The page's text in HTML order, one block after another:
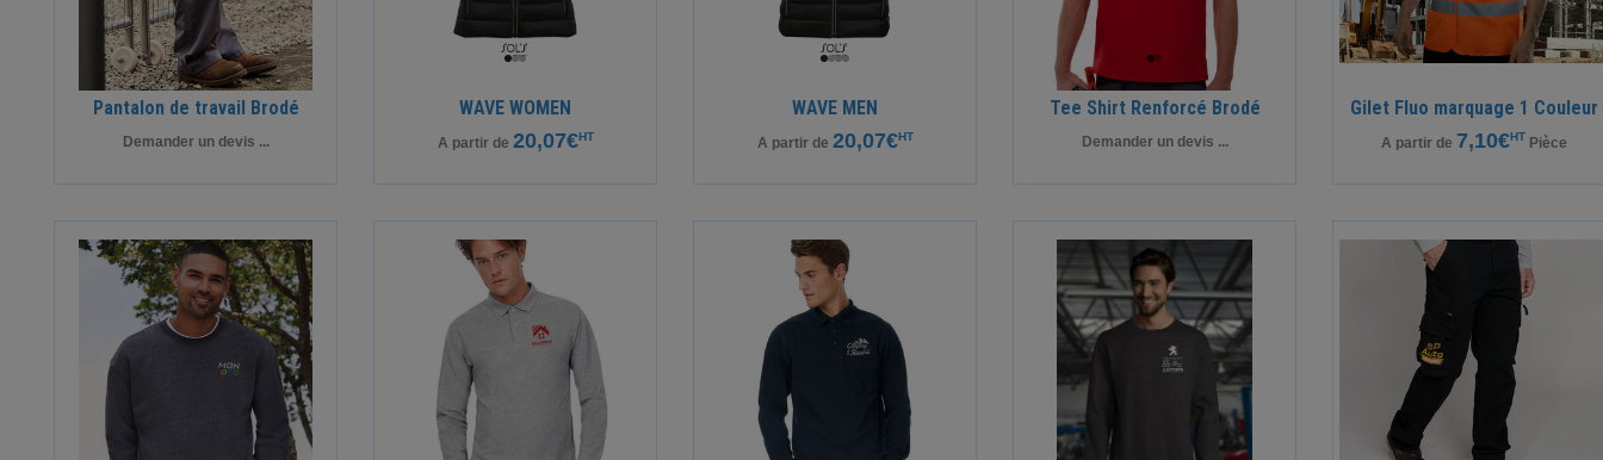
Pantalon de travail Brodé
Demander un devis ...
WAVE WOMEN
A partir de 20,07€HT
WAVE MEN
A partir de 20,07€HT
Tee Shirt Renforcé Brodé
Demander un devis ...
Gilet Fluo marquage 1 Couleur
A partir de 7,10€HT Pièce